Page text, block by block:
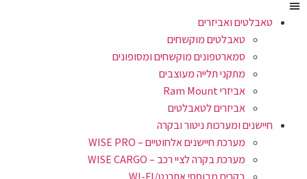
טאבלטים ואביזרים
טאבלטים מוקשחים
סמארטפונים מוקשחים ומסופונים
מתקני תלייה מעוצבים
אביזרי Ram Mount
אביזרים לטאבלטים
חיישנים ומערכות ניטור ובקרה
מערכת חיישנים אלחוטיים – WISE PRO
מערכת בקרה לציי רכב – WISE CARGO